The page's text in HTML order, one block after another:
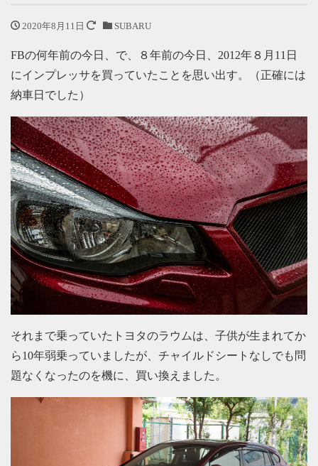
2020年8月11日 SUBARU
FBの何年前の今日、で、８年前の今日、2012年８月11日
にインプレッサを買っていたことを思い出す。（正確には
納車日でした）
それまで乗っていたトヨタのラウムは、子供が生まれてか
ら10年弱乗っていましたが、チャイルドシートなしでも問
題なくなったのを機に、買い換えました。